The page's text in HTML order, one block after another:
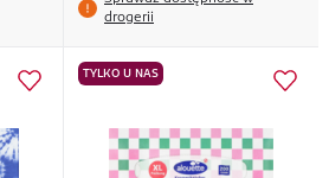
drogerii
TYLKO U NAS